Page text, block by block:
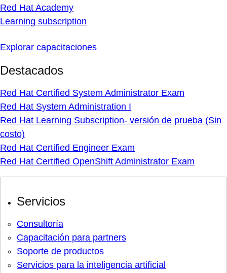
Red Hat Academy
Learning subscription
Explorar capacitaciones
Destacados
Red Hat Certified System Administrator Exam
Red Hat System Administration I
Red Hat Learning Subscription- versión de prueba (Sin
costo)
Red Hat Certified Engineer Exam
Red Hat Certified OpenShift Administrator Exam
Servicios
Consultoría
Capacitación para partners
Soporte de productos
Servicios para la inteligencia artificial